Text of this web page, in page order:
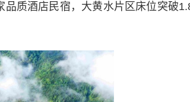
质酒店民宿，大黄水片区床位突破